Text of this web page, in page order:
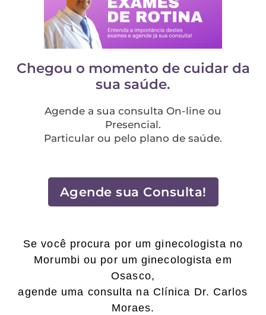
Chegou o momento de cuidar da
sua saúde.
Agende a sua consulta On-line ou
Presencial.
Particular ou pelo plano de saúde.
Agende sua Consulta!
Se você procura por um ginecologista no
Morumbi ou por um ginecologista em
Osasco,
agende uma consulta na Clínica Dr. Carlos
Moraes.